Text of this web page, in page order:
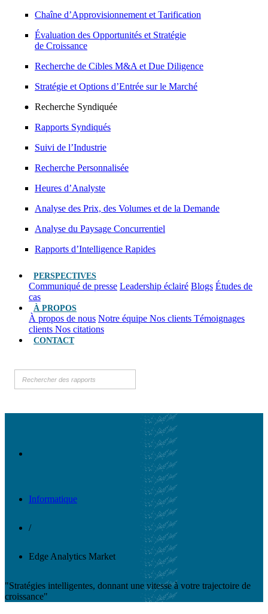
Chaîne d’Approvisionnement et Tarification
Évaluation des Opportunités et Stratégie
de Croissance
Recherche de Cibles M&A et Due Diligence
Stratégie et Options d’Entrée sur le Marché
Recherche Syndiquée
Rapports Syndiqués
Suivi de l’Industrie
Recherche Personnalisée
Heures d’Analyste
Analyse des Prix, des Volumes et de la Demande
Analyse du Paysage Concurrentiel
Rapports d’Intelligence Rapides
PERSPECTIVES
Communiqué de presse Leadership éclairé Blogs Études de
cas
À PROPOS
À propos de nous Notre équipe Nos clients Témoignages
clients Nos citations
CONTACT
Informatique
/
Edge Analytics Market
"Stratégies intelligentes, donnant une vitesse à votre trajectoire de
croissance"